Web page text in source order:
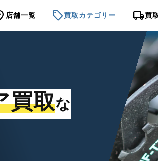
店舗一覧 sell買取カテゴリー local_shipping買
買取な